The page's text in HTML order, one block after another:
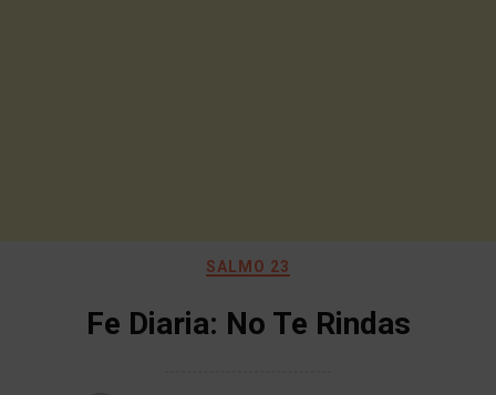
SALMO 23
Fe Diaria: No Te Rindas